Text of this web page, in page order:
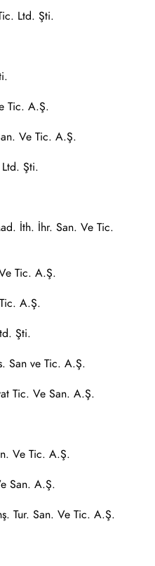
Ltd. Şti.
Tic. A.Ş.
Ve Tic. A.Ş.
Şti.
İth. İhr. San. Ve Tic.
Tic. A.Ş.
A.Ş.
Şti.
San ve Tic. A.Ş.
Tic. Ve San. A.Ş.
Ve Tic. A.Ş.
San. A.Ş.
Tur. San. Ve Tic. A.Ş.